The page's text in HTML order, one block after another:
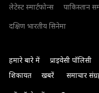
लेटेस्ट स्मार्टफोन्स
पाकिस्तान
दक्षिण भारतीय सिनेमा
हमारे बारे में प्राइवेसी पॉलिसी
शिकायत
खबरें समाचार